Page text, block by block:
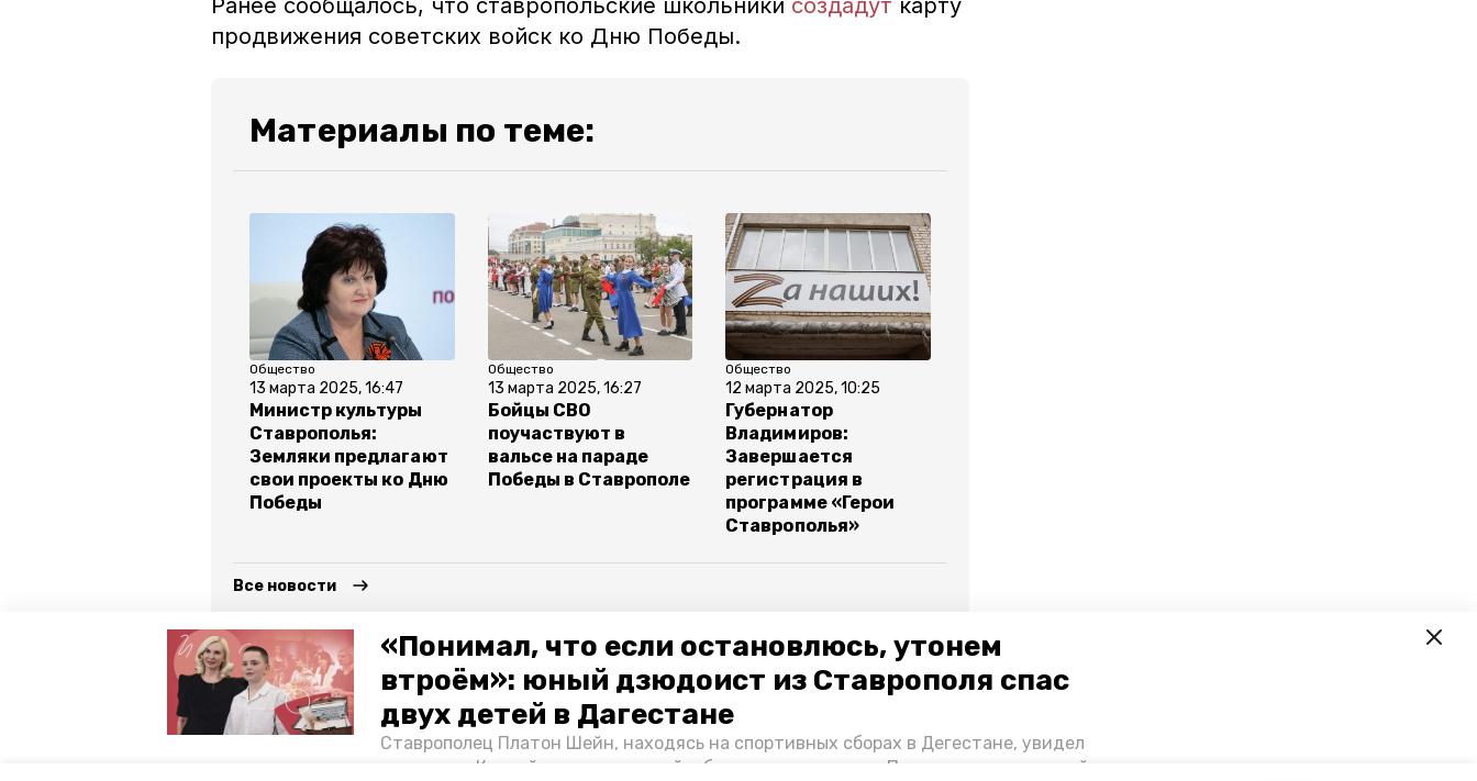
«Понимал, что если остановлюсь, утонем
втроём»: юный дзюдоист из Ставрополя спас
двух детей в Дагестане
Ставрополец Платон Шейн, находясь на спортивных сборах в Дегестане, увидел
тонущих в Каспийском море детей и бросился на помощь. По возвращении домой,
Ранее сообщалось, что ставропольские школьники создадут карту
продвижения советских войск ко Дню Победы.
Материалы по теме:
Общество
13 марта 2025, 16:47
Министр культуры
Ставрополья:
Земляки предлагают
свои проекты ко Дню
Победы
Общество
13 марта 2025, 16:27
Бойцы СВО
поучаствуют в
вальсе на параде
Победы в Ставрополе
Общество
12 марта 2025, 10:25
Губернатор
Владимиров:
Завершается
регистрация в
программе «Герои
Ставрополья»
Все новости
ставропольский край
губернатор владимир владимиров